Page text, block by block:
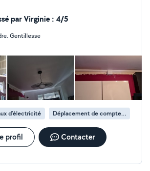
par Virginie : 4/5
Gentillesse
d’électricité Déplacement de compteur électrique
profil Contacter